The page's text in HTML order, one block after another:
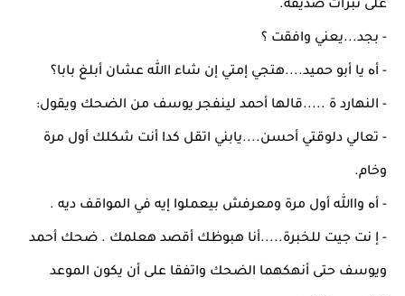
ﻋﻠﻰ ﻧﺒﺮات ﺻﺪﻳﻘﻪ.
- ﺑﺠﺪ...ﻳﻌﻨﻲ واﻓﻘﺖ ؟
- أﻩ ﻳﺎ أﺑﻮ ﺣﻤﻴﺪ....ﻫﺘﺠﻲ إﻣﺘﻲ إن ﺷﺎء اﷲ ﻋﺸﺎن أﺑﻠﻎ ﺑﺎﺑﺎ؟
- اﻟﻨﻬﺎرد ة .....ﻗﺎﻟﻬﺎ أﺣﻤﺪ ﻟﻴﻨﻔﺠﺮ ﻳﻮﺳﻒ ﻣﻦ اﻟﻀﺤﻚ وﻳﻘﻮل:
- ﺗﻌﺎﻟﻲ دﻟﻮﻗﺘﻲ أﺣﺴﻦ....ﻳﺎﺑﻨﻲ اﺗﻘﻞ ﻛﺪا أﻧﺖ ﺷﻜﻠﻚ أول ﻣﺮة
وﺧﺎم.
- أﻩ واﷲ أول ﻣﺮة وﻣﻌﺮﻓﺶ ﺑﻴﻌﻤﻠﻮا إﻳﻪ ﻓﻲ اﻟﻤﻮاﻗﻒ دﻳﻪ .
- إ ﻧﺖ ﺟﻴﺖ ﻟﻠﺨﺒﺮة.....أﻧﺎ ﻫﺒﻮﻇﻚ أﻗﺼﺪ ﻫﻌﻠﻤﻚ . ﺿﺤﻚ أﺣﻤﺪ
وﻳﻮﺳﻒ ﺣﺘﻰ أﻧﻬﻜﻬﻤﺎ اﻟﻀﺤﻚ واﺗﻔﻘﺎ ﻋﻠﻰ أن ﻳﻜﻮن اﻟﻤﻮﻋﺪ